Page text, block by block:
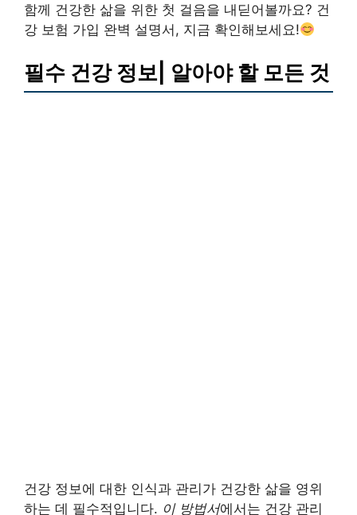
함께 건강한 삶을 위한 첫 걸음을 내딛어볼까요? 건
강 보험 가입 완벽 설명서 , 지금 확인해보세요!
필수 건강 정보| 알아야 할 모든 것
건강 정보에 대한 인식과 관리가 건강한 삶을 영위
하는 데 필수적입니다. 이 방법서에서는 건강 관리